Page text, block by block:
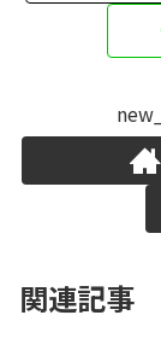
関連記事